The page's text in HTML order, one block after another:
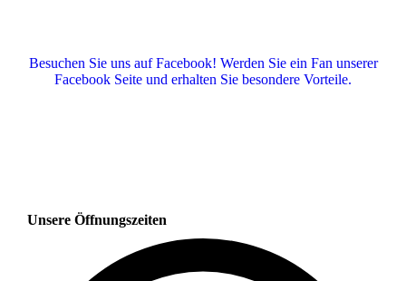
Besuchen Sie uns auf Facebook! Werden Sie ein Fan unserer
Facebook Seite und erhalten Sie besondere Vorteile.
Unsere Öffnungszeiten